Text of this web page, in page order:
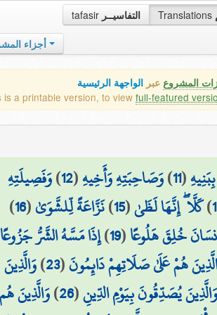
tafasir التفاسيــر Translations
أجزاء
المشروع عبر الواجهة الرئيسية
is a printable version, to view full-featured
(
11
)وَصَاحِبَتِهِ وَأَخِيهِ(
12
)وَفَصِيلَتِهِ
)كَلَّا ۖ إِنَّهَا لَظَىٰ(
15
)نَزَّاعَةً لِّلشَّوَىٰ(
16
)
خُلِقَ هَلُوعًا(
19
)إِذَا مَسَّهُ الشَّرُّ جَزُوعًا
الَّذِينَ هُمْ عَلَىٰ صَلَاتِهِمْ دَائِمُونَ(
23
)وَالَّذِينَ
وَالَّذِينَ يُصَدِّقُونَ بِيَوْمِ الدِّينِ(
26
)وَالَّذِينَ هُم